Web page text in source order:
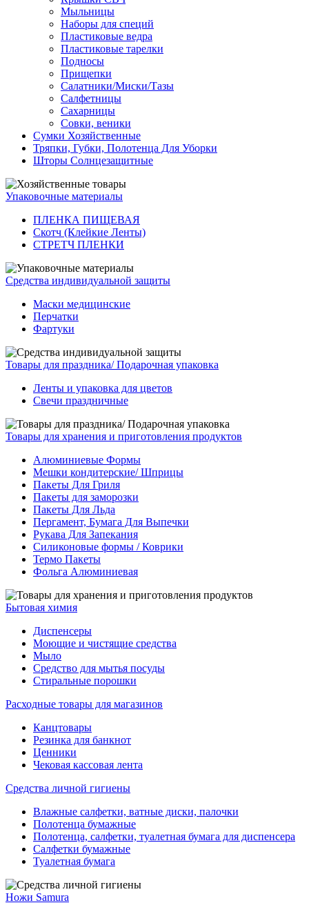
Мыльницы
Наборы для специй
Пластиковые ведра
Пластиковые тарелки
Подносы
Прищепки
Салатники/Миски/Тазы
Салфетницы
Сахарницы
Совки, веники
Сумки Хозяйственные
Тряпки, Губки, Полотенца Для Уборки
Шторы Солнцезащитные
Упаковочные материалы
ПЛЕНКА ПИЩЕВАЯ
Скотч (Клейкие Ленты)
СТРЕТЧ ПЛЕНКИ
Средства индивидуальной защиты
Маски медицинские
Перчатки
Фартуки
Товары для праздника/ Подарочная упаковка
Ленты и упаковка для цветов
Свечи праздничные
Товары для хранения и приготовления продуктов
Алюминиевые Формы
Мешки кондитерские/ Шприцы
Пакеты Для Гриля
Пакеты для заморозки
Пакеты Для Льда
Пергамент, Бумага Для Выпечки
Рукава Для Запекания
Силиконовые формы / Коврики
Термо Пакеты
Фольга Алюминиевая
Бытовая химия
Диспенсеры
Моющие и чистящие средства
Мыло
Средство для мытья посуды
Стиральные порошки
Расходные товары для магазинов
Канцтовары
Резинка для банкнот
Ценники
Чековая кассовая лента
Средства личной гигиены
Влажные салфетки, ватные диски, палочки
Полотенца бумажные
Полотенца, салфетки, туалетная бумага для диспенсера
Салфетки бумажные
Туалетная бумага
Ножи Samura